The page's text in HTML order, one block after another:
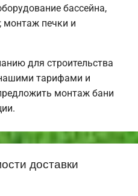
бассейна,
монтаж печки и
для строительства
тарифами и
монтаж бани
доставки